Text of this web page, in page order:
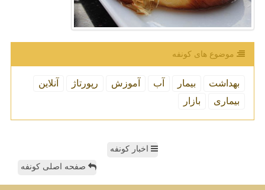
موضوع های كونفه
بهداشت بیمار آب آموزش رپورتاژ
آنلاین
بیماری
بازار
اخبار کونفه
صفحه اصلی کونفه